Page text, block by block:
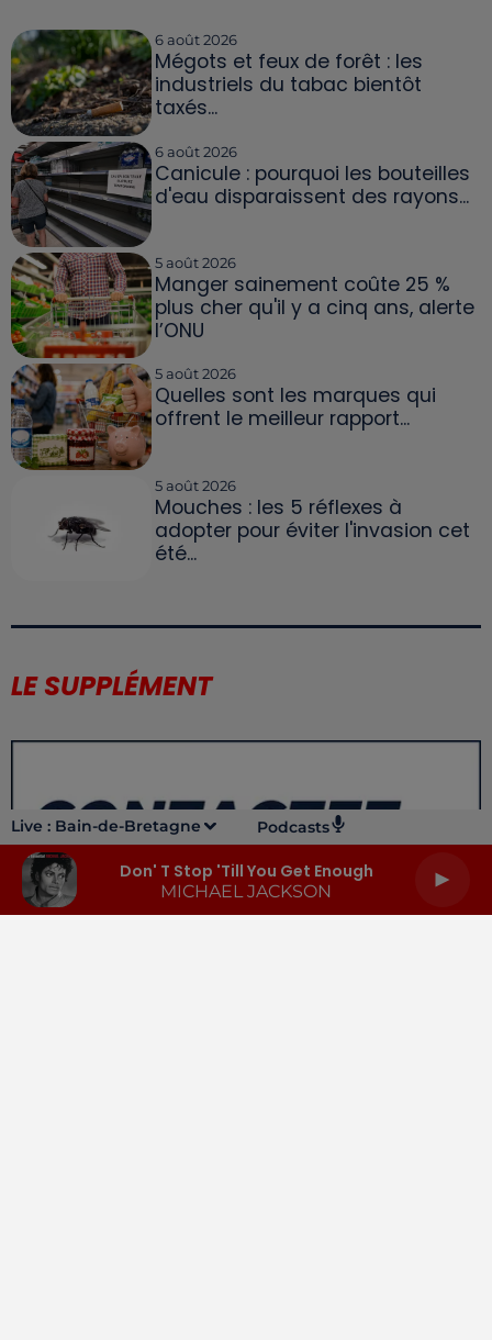
Live : Bain-de-Bretagne Podcasts
Don' T Stop 'till You Get Enough
MICHAEL JACKSON
6 août 2026
Mégots et feux de forêt : les
industriels du tabac bientôt
taxés...
6 août 2026
Canicule : pourquoi les bouteilles
d'eau disparaissent des rayons...
5 août 2026
Manger sainement coûte 25 %
plus cher qu'il y a cinq ans, alerte
l’ONU
5 août 2026
Quelles sont les marques qui
offrent le meilleur rapport...
5 août 2026
Mouches : les 5 réflexes à
adopter pour éviter l'invasion cet
été...
LE SUPPLÉMENT